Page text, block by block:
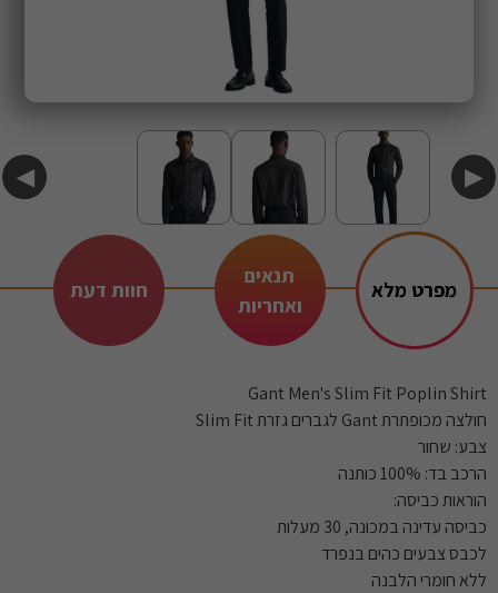
◀ ▶
מפרט מלא
תנאים
ואחריות
חוות דעת
Gant Men's Slim Fit Poplin Shirt
חולצה מכופתרת Gant לגברים גזרת Slim Fit
צבע: שחור
הרכב בד: 100% כותנה
הוראות כביסה:
כביסה עדינה במכונה, 30 מעלות
לכבס צבעים כהים בנפרד
ללא חומרי הלבנה